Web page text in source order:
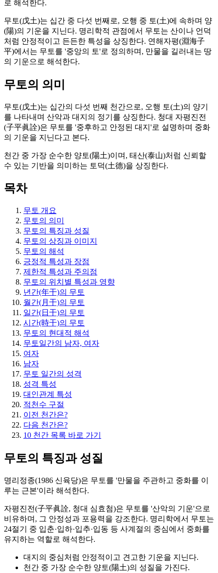
로 해석한다.
무토(戊土)는 십간 중 다섯 번째로, 오행 중 토(土)에 속하며 양
(陽)의 기운을 지닌다. 명리학적 관점에서 무토는 산이나 언덕
처럼 안정적이고 든든한 특성을 상징한다. 연해자평(淵海子
平)에서는 무토를 '중앙의 토'로 정의하며, 만물을 길러내는 땅
의 기운으로 해석한다.
무토의 의미
무토(戊土)는 십간의 다섯 번째 천간으로, 오행 토(土)의 양기
를 나타내며 산악과 대지의 정기를 상징한다. 청대 자평진전
(子平眞詮)은 무토를 '중후하고 안정된 대지'로 설명하며 중화
의 기운을 지닌다고 본다.
천간 중 가장 순수한 양토(陽土)이며, 태산(泰山)처럼 신뢰할
수 있는 기반을 의미하는 토덕(土德)을 상징한다.
목차
무토 개요
무토의 의미
무토의 특징과 성질
무토의 상징과 이미지
무토의 해석
긍정적 특성과 장점
제한적 특성과 주의점
무토의 위치별 특성과 영향
년간(年干)의 무토
월간(月干)의 무토
일간(日干)의 무토
시간(時干)의 무토
무토의 현대적 해석
무토일간의 남자, 여자
여자
남자
무토 일간의 성격
성격 특성
대인관계 특성
적천수 구절
이전 천간은?
다음 천간은?
10 천간 목록 바로 가기
무토의 특징과 성질
명리정종(1986 신육당)은 무토를 '만물을 주관하고 중화를 이
루는 근본'이라 해석한다.
자평진전(子平眞詮, 청대 심효첨)은 무토를 '산악의 기운'으로
비유하며, 그 안정성과 포용력을 강조한다. 명리학에서 무토는
24절기 중 입춘·입하·입추·입동 등 사계절의 중심에서 중화를
유지하는 역할로 해석한다.
대지의 중심처럼 안정적이고 견고한 기운을 지닌다.
천간 중 가장 순수한 양토(陽土)의 성질을 가진다.